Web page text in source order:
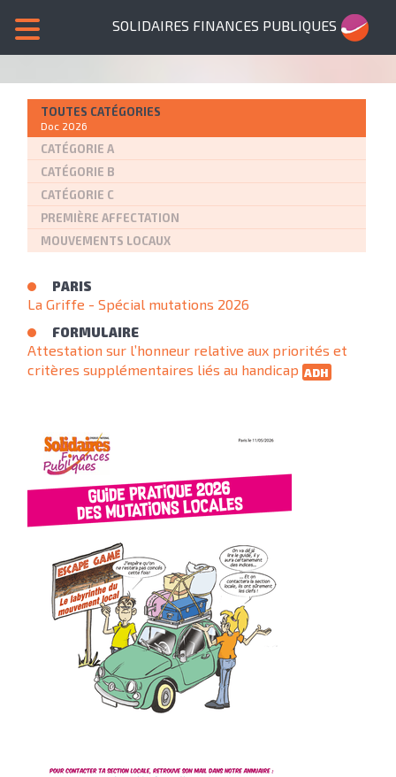
SOLIDAIRES FINANCES PUBLIQUES
TOUTES CATÉGORIES
Doc 2026
CATÉGORIE A
CATÉGORIE B
CATÉGORIE C
PREMIÈRE AFFECTATION
MOUVEMENTS LOCAUX
PARIS
La Griffe - Spécial mutations 2026
FORMULAIRE
Attestation sur l’honneur relative aux priorités et
critères supplémentaires liés au handicap ADH